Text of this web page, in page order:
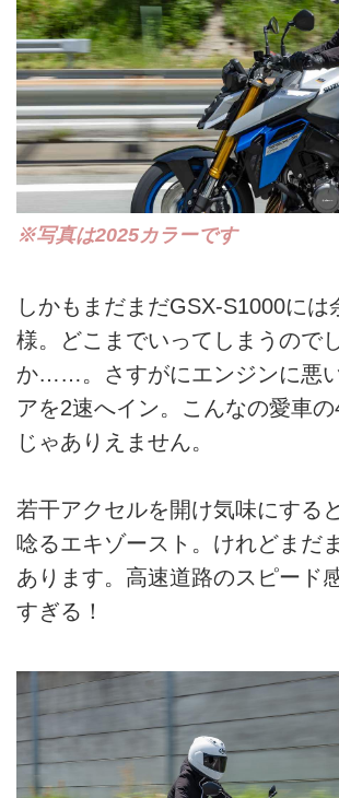
※写真は2025カラーです
しかもまだまだGSX-S1000には
様。どこまでいってしまうので
か……。さすがにエンジンに悪
アを2速へイン。こんなの愛車
じゃありえません。
若干アクセルを開け気味にする
唸るエキゾースト。けれどまだ
あります。高速道路のスピード
すぎる！